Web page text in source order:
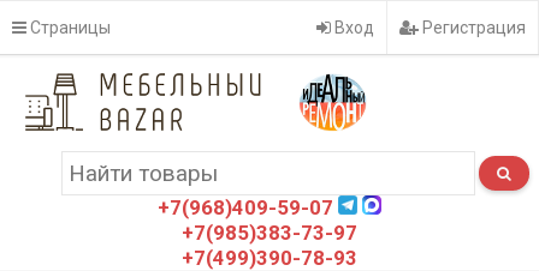
Страницы Вход Регистрация
+7(968)409-59-07
+7(985)383-73-97
+7(499)390-78-93